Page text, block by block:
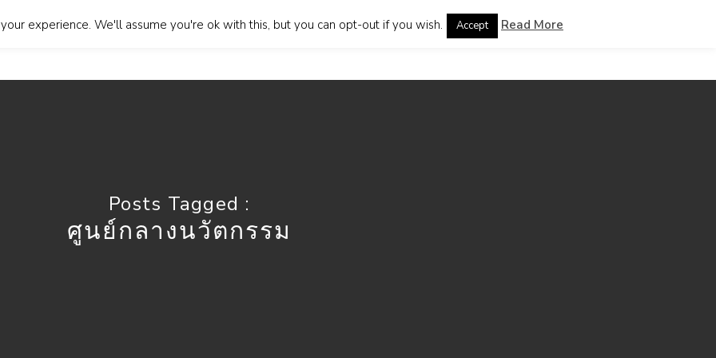
Posts Tagged :
ศูนย์กลางนวัตกรรม
experience. We'll assume you're ok with this, but you can opt-out if you wish. Accept Read More